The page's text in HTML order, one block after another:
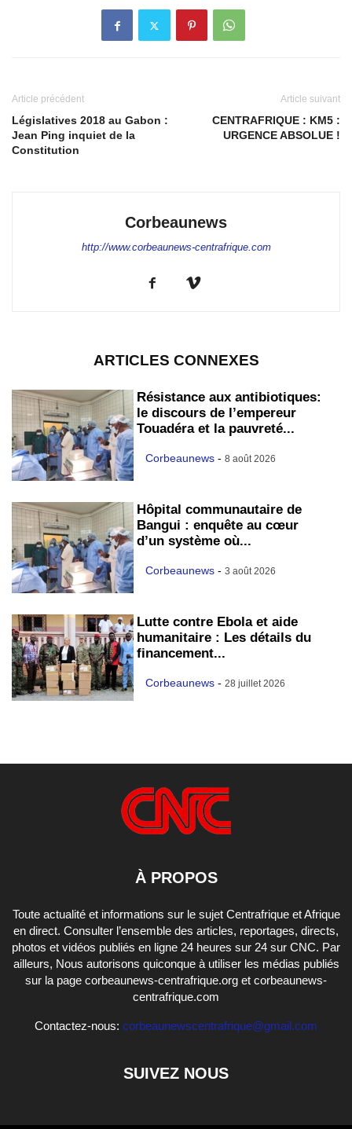
Article précédent
Législatives 2018 au Gabon :
Jean Ping inquiet de la
Constitution
Article suivant
CENTRAFRIQUE : KM5 :
URGENCE ABSOLUE !
Corbeaunews
http://www.corbeaunews-centrafrique.com
ARTICLES CONNEXES
Résistance aux antibiotiques:
le discours de l’empereur
Touadéra et la pauvreté...
Corbeaunews - 8 août 2026
Hôpital communautaire de
Bangui : enquête au cœur
d’un système où...
Corbeaunews - 3 août 2026
Lutte contre Ebola et aide
humanitaire : Les détails du
financement...
Corbeaunews - 28 juillet 2026
À PROPOS
Toute actualité et informations sur le sujet Centrafrique et Afrique
en direct. Consulter l’ensemble des articles, reportages, directs,
photos et vidéos publiés en ligne 24 heures sur 24 sur CNC. Par
ailleurs, Nous autorisons quiconque à utiliser les médias publiés
sur la page corbeaunews-centrafrique.org et corbeaunews-
centrafrique.com
Contactez-nous: corbeaunewscentrafrique@gmail.com
SUIVEZ NOUS